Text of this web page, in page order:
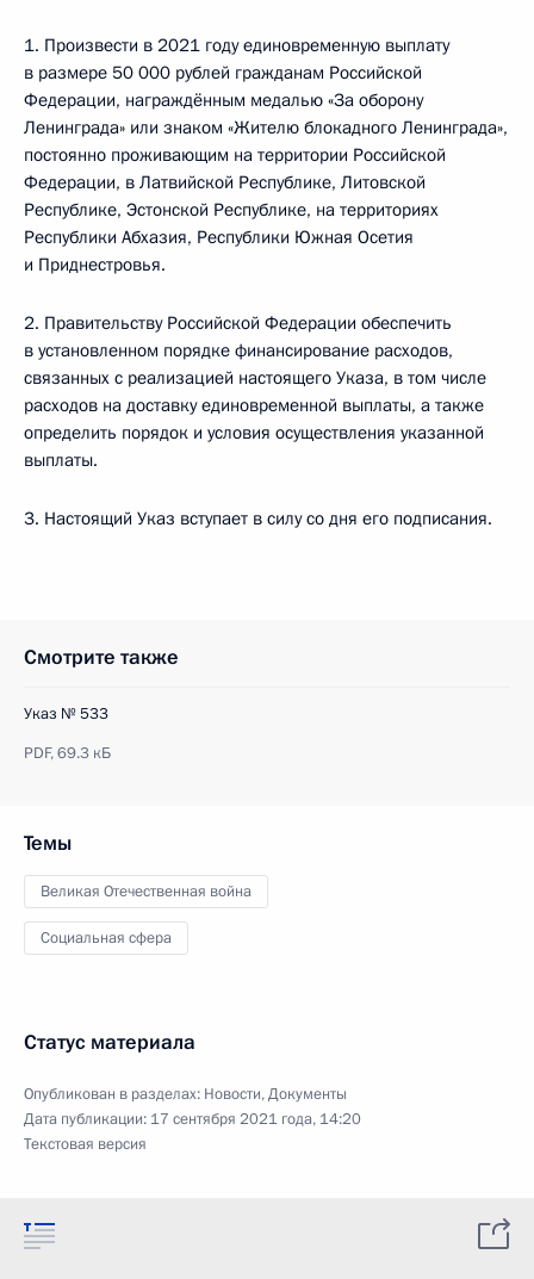
1. Произвести в 2021 году единовременную выплату
в размере 50 000 рублей гражданам Российской
Федерации, награждённым медалью «За оборону
Ленинграда» или знаком «Жителю блокадного Ленинграда»,
постоянно проживающим на территории Российской
Федерации, в Латвийской Республике, Литовской
Республике, Эстонской Республике, на территориях
Республики Абхазия, Республики Южная Осетия
и Приднестровья.
2. Правительству Российской Федерации обеспечить
в установленном порядке финансирование расходов,
связанных с реализацией настоящего Указа, в том числе
расходов на доставку единовременной выплаты, а также
определить порядок и условия осуществления указанной
выплаты.
3. Настоящий Указ вступает в силу со дня его подписания.
Смотрите также
Указ № 533
PDF,69.3 кБ
Темы
Великая Отечественная война
Социальная сфера
Статус материала
Опубликован в разделах: Новости,Документы
Дата публикации: 17 сентября 2021 года, 14:20
Текстовая версия